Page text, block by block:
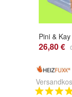
26,80 €